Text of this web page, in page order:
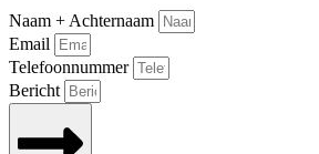
Naam + Achternaam
Email
Telefoonnummer
Bericht